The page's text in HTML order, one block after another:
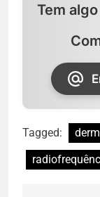
Tem
Tagged: